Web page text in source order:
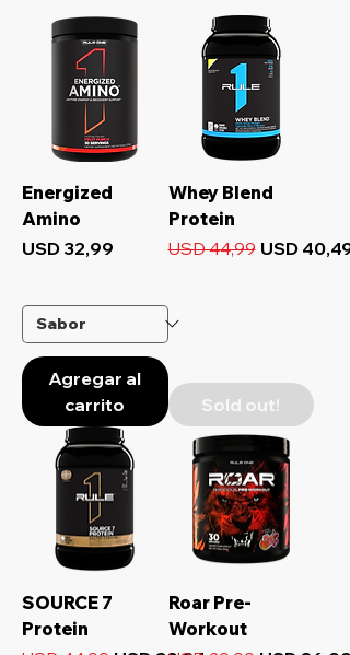
Energized
Amino
Precio
USD 32,99
Agregar al
carrito
Whey Blend
Protein
Precio
USD 44,99 Precio de
USD 40,49
Sold out!
SOURCE 7
Protein
Roar Pre-
Workout